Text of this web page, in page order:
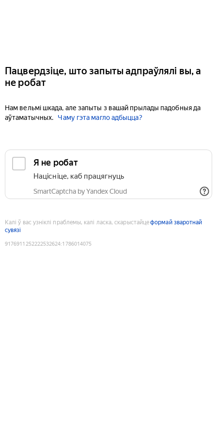
Пацвердзіце, што запыты адпраўлялі вы, а
не робат
Нам вельмі шкада, але запыты з вашай прылады падобныя да
аўтаматычных.
Чаму гэта магло адбыцца?
Я не робат
Націсніце, каб працягнуць
SmartCaptcha by Yandex Cloud
Калі ў вас узніклі праблемы, калі ласка, скарыстайцеформай зваротнай
сувязі
9176911252222532624:1786014075